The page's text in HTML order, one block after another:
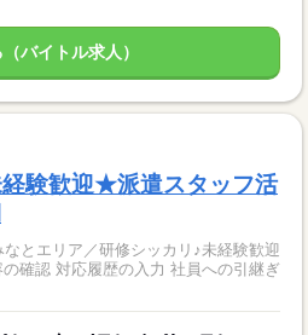
バイトル求人）
経験歓迎★派遣スタッフ活
とエリア／研修シッカリ♪未経験歓迎
確認 対応履歴の入力 社員への引継ぎ